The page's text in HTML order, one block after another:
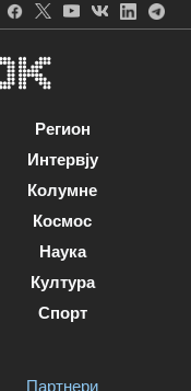
Регион
Интервју
Колумне
Космос
Наука
Култура
Спорт
Партнери